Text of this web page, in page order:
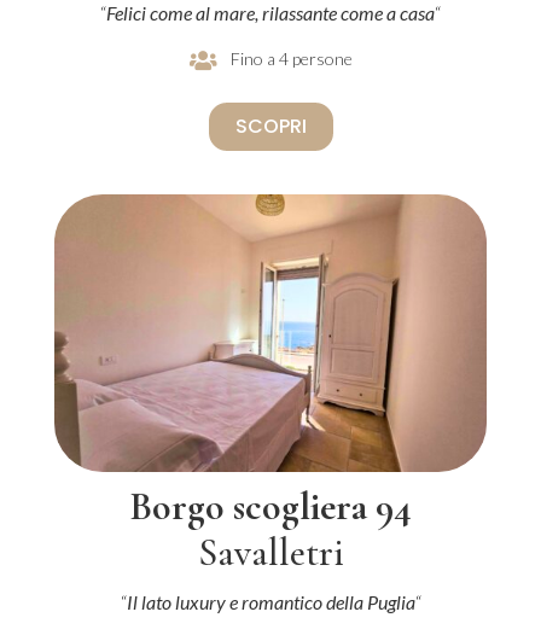
“Felici come al mare, rilassante come a casa“
Fino a 4 persone
SCOPRI
Borgo scogliera 94
Savalletri
“Il lato luxury e romantico della Puglia“